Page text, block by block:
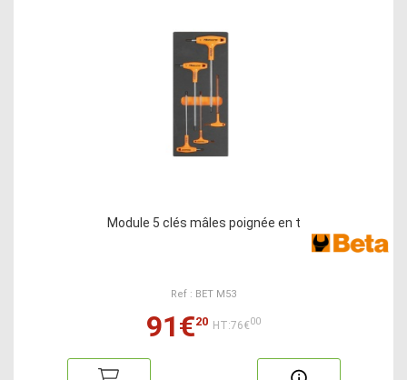
Module 5 clés mâles poignée en t
Ref : BET M53
91€20 HT:76€00